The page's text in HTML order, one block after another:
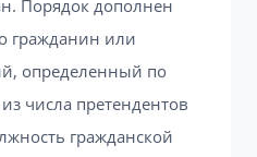
Порядок дополнен
гражданин или
определенный по
числа претендентов
гражданской